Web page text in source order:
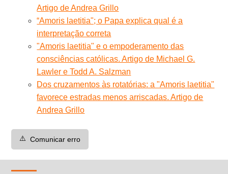
Artigo de Andrea Grillo
“Amoris laetitia"; o Papa explica qual é a
interpretação correta
"Amoris laetitia" e o empoderamento das
consciências católicas. Artigo de Michael G.
Lawler e Todd A. Salzman
Dos cruzamentos às rotatórias: a "Amoris laetitia"
favorece estradas menos arriscadas. Artigo de
Andrea Grillo
⚠️ Comunicar erro